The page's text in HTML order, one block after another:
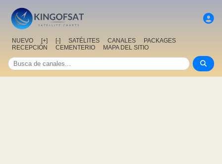
NUEVO [+] [-] SATÉLITES CANALES
PACKAGES
RECEPCIÓN
CEMENTERIO MAPA DEL SITIO